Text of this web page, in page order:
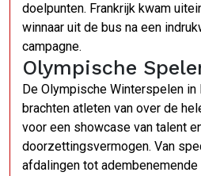
doelpunten. Frankrijk kwam
winnaar uit de bus na een
campagne.
Olympische
De Olympische Winterspelen in
brachten atleten van over de
voor een showcase van talent
doorzettingsvermogen. Van
afdalingen tot adembenemende